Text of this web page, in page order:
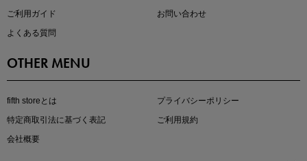
この夏の主役確定！
ご利用ガイド
お問い合わせ
よくある質問
OTHER MENU
fifth storeとは
プライバシーポリシー
特定商取引法に基づく表記
ご利用規約
会社概要